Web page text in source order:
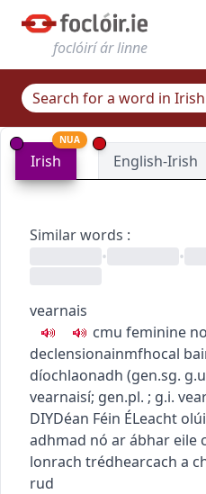
foclóirí ár linne
Irish
NUA
English-Irish
Similar words :
•
•
vearnais
cmu feminine
declensionainmfhocal
díochlaonadh (gen.sg.
vearnaisí; gen.pl. ; g.i.
DIYDéan Féin ÉLeacht
adhmad nó ar ábhar eile
lonrach trédhearcach a
rud